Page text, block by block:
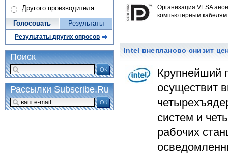
Организация VESA
компьютерным кабелям
Intel внепланово снизит
Крупнейший
осуществит
систем и
рабочих
Другого производителя
Голосовать Результаты
Результаты других опросов
Поиск
ОК
Рассылки Subscribe.Ru
ОК